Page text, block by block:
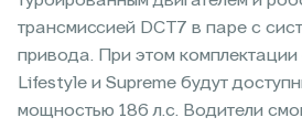
трансмиссией DCT7 в паре с
привода. При этом
Lifestyle и Supreme будут
мощностью 186 л.с. Водители